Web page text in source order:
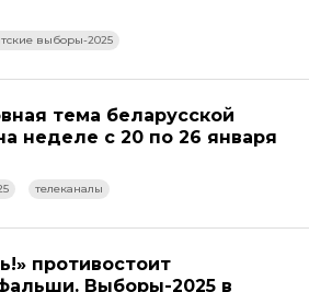
выборы-2025
тема беларусской
неделе с 20 по 26 января
телеканалы
противостоит
Выборы-2025 в